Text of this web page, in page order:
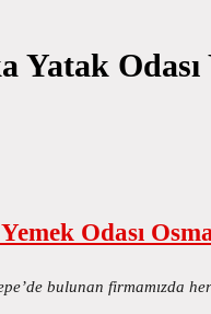
Yatak
Odası
bulunan firmamızda